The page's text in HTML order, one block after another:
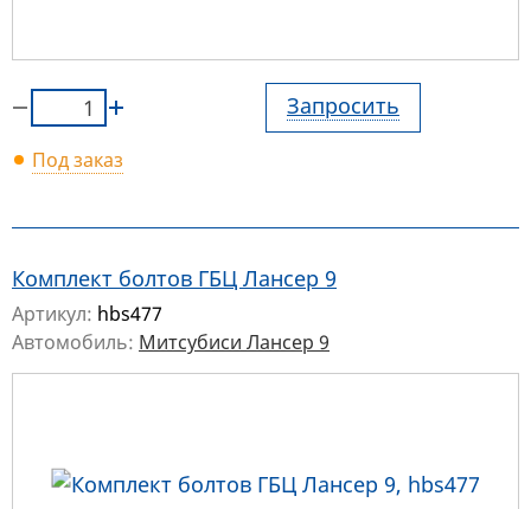
Запросить
Под заказ
Комплект болтов ГБЦ Лансер 9
Артикул: hbs477
Автомобиль: Митсубиси Лансер 9